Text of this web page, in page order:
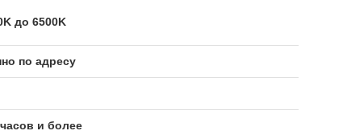
до 6500K
по адресу
и более